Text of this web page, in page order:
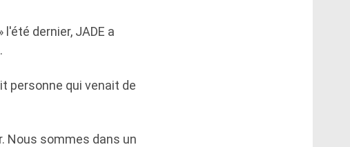
dernier, JADE a
personne qui venait de
Nous sommes dans un